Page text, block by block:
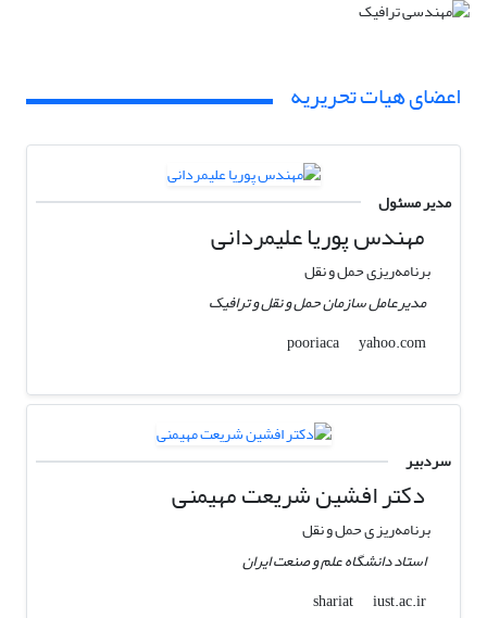
اعضای هیات تحریریه
مدیر مسئول
مهندس پوریا علیمردانی
برنامه‌ریزی حمل و نقل
مدیرعامل سازمان حمل و نقل و ترافیک
pooriaca
yahoo.com
سردبیر
دکتر افشین شریعت مهیمنی
برنامه‌ریز ی حمل و نقل
استاد دانشگاه علم و صنعت ایران
shariat
iust.ac.ir